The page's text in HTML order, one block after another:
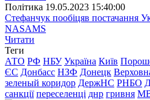
Полiтика 19.05.2023 15:40:00
Стефанчук пообіцяв постачання
NASAMS
Читати
Теги
АТО РФ НБУ Україна Київ
ЄС Донбасс НЗФ Донецк
зеленый коридор ДержНС РНБО
санкції переселенці днр гривня